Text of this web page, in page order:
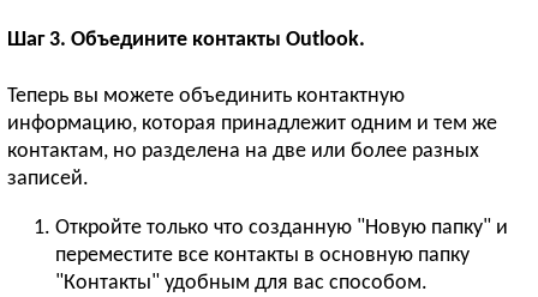
Шаг 3. Объедините контакты Outlook.
Теперь вы можете объединить контактную
информацию, которая принадлежит одним и тем же
контактам, но разделена на две или более разных
записей.
Откройте только что созданную "Новую папку" и
переместите все контакты в основную папку
"Контакты" удобным для вас способом.